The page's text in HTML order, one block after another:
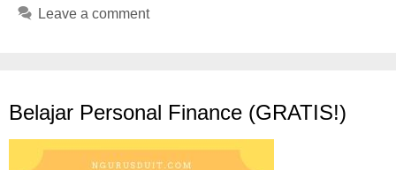
Leave a comment
Belajar Personal Finance (GRATIS!)